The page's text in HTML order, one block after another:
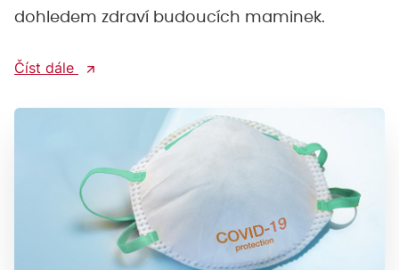
dohledem zdraví budoucích maminek.
Číst dále